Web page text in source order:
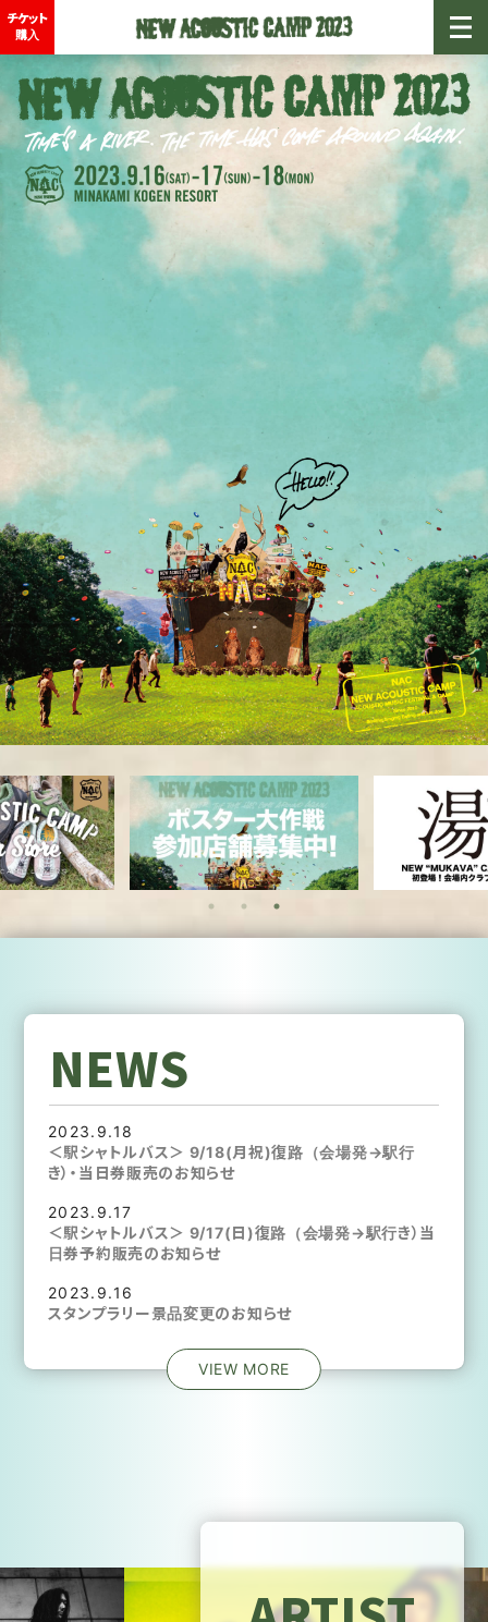
チケット
購入
NEWS
VIEW MORE
2023.9.18
＜駅シャトルバス＞ 9/18(月祝)復路（会場発→駅行
き）・当日券販売のお知らせ
2023.9.17
＜駅シャトルバス＞ 9/17(日)復路（会場発→駅行き）当
日券予約販売のお知らせ
2023.9.16
スタンプラリー景品変更のお知らせ